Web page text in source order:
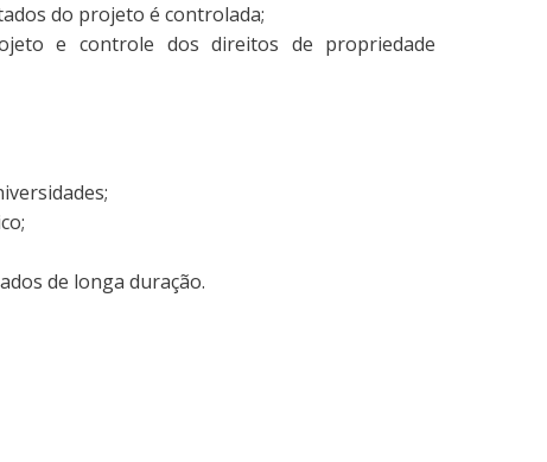
do projeto é controlada;
e controle dos direitos de propriedade
de longa duração.